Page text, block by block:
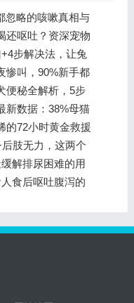
忽略的咳嗽真相与
还呕吐？资深宠物
步解决法，让兔
惨叫，90%新手都
便秘全解析，5步
新数据：38%母猫
的72小时黄金救援
肢无力，这两个
解排尿困难的用
食后呕吐腹泻的